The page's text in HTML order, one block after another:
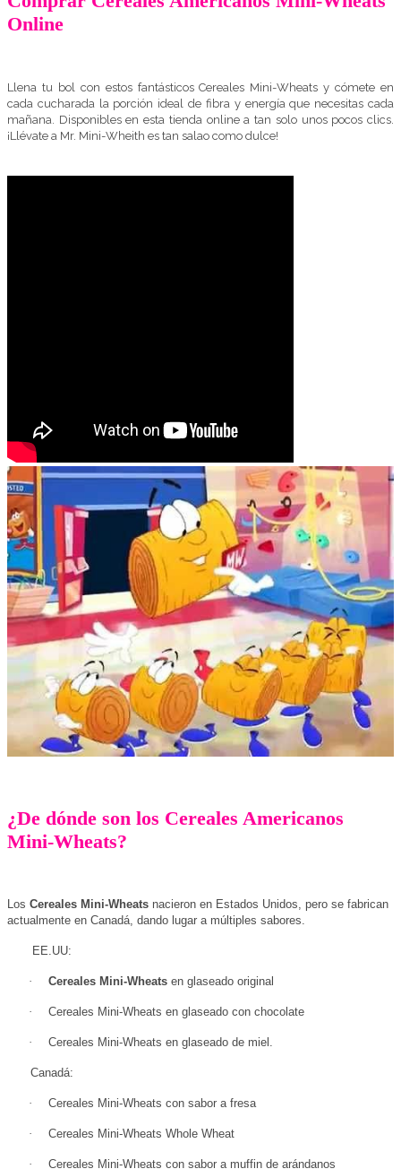
Online
Llena tu bol con estos fantásticos Cereales Mini-Wheats y cómete en
cada cucharada la porción ideal de fibra y energía que necesitas cada
mañana. Disponibles en esta tienda online a tan solo unos pocos clics.
¡Llévate a Mr. Mini-Wheith es tan salao como dulce!
¿De dónde son los Cereales Americanos
Mini-Wheats?
Los Cereales Mini-Wheats nacieron en Estados Unidos, pero se fabrican
actualmente en Canadá, dando lugar a múltiples sabores.
EE.UU:
· Cereales Mini-Wheats en glaseado original
· Cereales Mini-Wheats en glaseado con chocolate
· Cereales Mini-Wheats en glaseado de miel.
Canadá:
· Cereales Mini-Wheats con sabor a fresa
· Cereales Mini-Wheats Whole Wheat
· Cereales Mini-Wheats con sabor a muffin de arándanos